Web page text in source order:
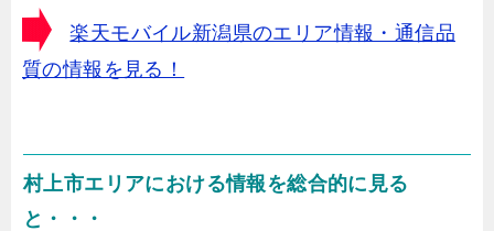
楽天モバイル新潟県のエリア情報・通信品
質の情報を見る！
村上市エリアにおける情報を総合的に見る
と・・・